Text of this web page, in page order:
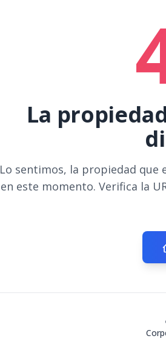
La
Lo sentimos, la propiedad que
en este momento. Verifica la